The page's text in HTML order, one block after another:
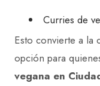
Curries de
Esto convierte a la
opción para
vegana en